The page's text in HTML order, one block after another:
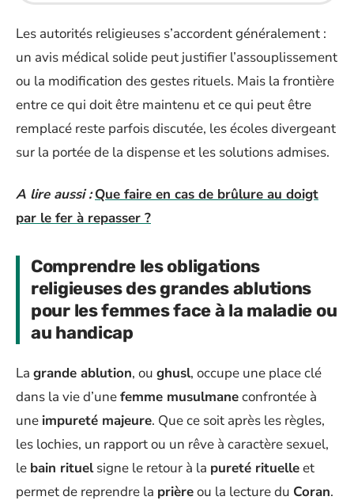
Les autorités religieuses s’accordent généralement :
un avis médical solide peut justifier l’assouplissement
ou la modification des gestes rituels. Mais la frontière
entre ce qui doit être maintenu et ce qui peut être
remplacé reste parfois discutée, les écoles divergeant
sur la portée de la dispense et les solutions admises.
A lire aussi : Que faire en cas de brûlure au doigt
par le fer à repasser ?
Comprendre les obligations
religieuses des grandes ablutions
pour les femmes face à la maladie ou
au handicap
La grande ablution, ou ghusl, occupe une place clé
dans la vie d’unefemme musulmaneconfrontée à
une impureté majeure. Que ce soit après les règles,
les lochies, un rapport ou un rêve à caractère sexuel,
le bain rituelsigne le retour à la pureté rituelleet
permet de reprendre la prièreou la lecture du Coran.